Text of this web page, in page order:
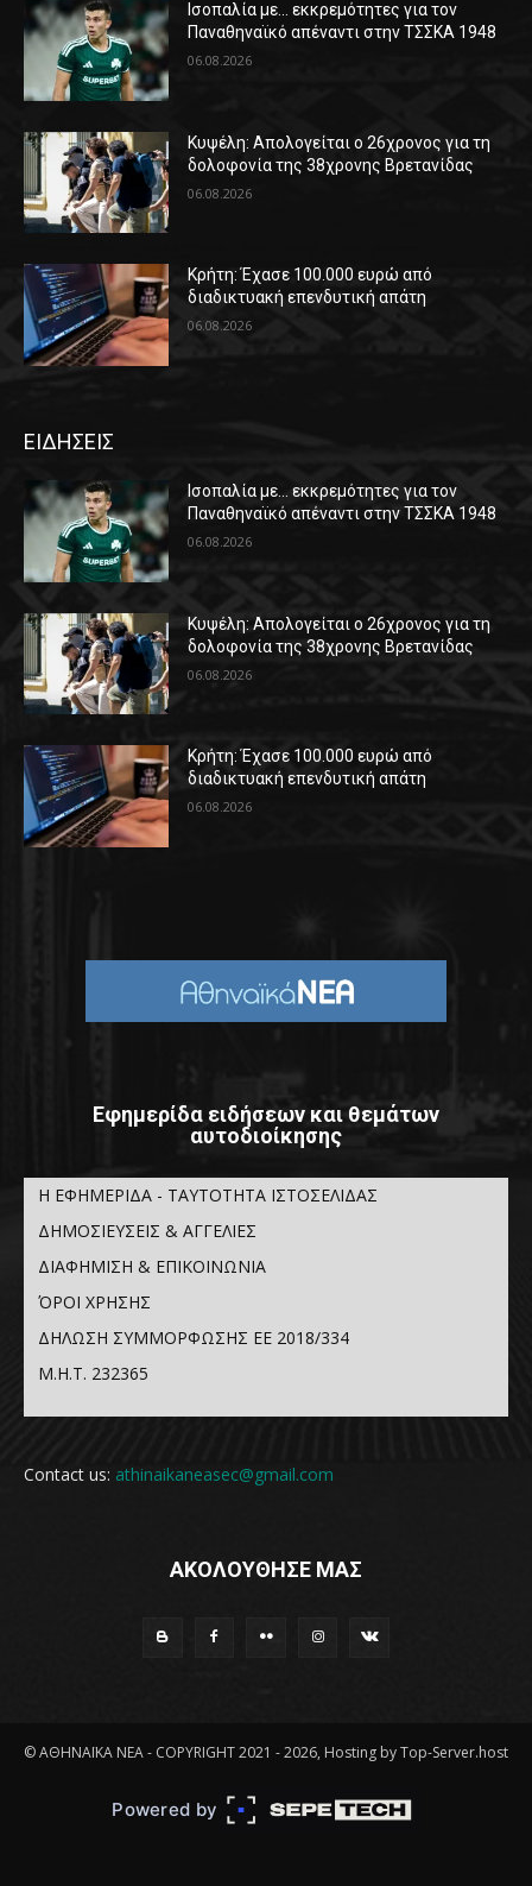
Ισοπαλία με… εκκρεμότητες για τον
Παναθηναϊκό απέναντι στην ΤΣΣΚΑ 1948
06.08.2026
Κυψέλη: Απολογείται ο 26χρονος για τη
δολοφονία της 38χρονης Βρετανίδας
06.08.2026
Κρήτη: Έχασε 100.000 ευρώ από
διαδικτυακή επενδυτική απάτη
06.08.2026
ΕΙΔΗΣΕΙΣ
Ισοπαλία με… εκκρεμότητες για τον
Παναθηναϊκό απέναντι στην ΤΣΣΚΑ 1948
06.08.2026
Κυψέλη: Απολογείται ο 26χρονος για τη
δολοφονία της 38χρονης Βρετανίδας
06.08.2026
Κρήτη: Έχασε 100.000 ευρώ από
διαδικτυακή επενδυτική απάτη
06.08.2026
Εφημερίδα ειδήσεων και θεμάτων
αυτοδιοίκησης
Η ΕΦΗΜΕΡΙΔΑ - ΤΑΥΤΟΤΗΤΑ ΙΣΤΟΣΕΛΙΔΑΣ
ΔΗΜΟΣΙΕΥΣΕΙΣ & ΑΓΓΕΛΙΕΣ
ΔΙΑΦΗΜΙΣΗ & ΕΠΙΚΟΙΝΩΝΙΑ
ΌΡΟΙ ΧΡΗΣΗΣ
ΔΗΛΩΣΗ ΣΥΜΜΟΡΦΩΣΗΣ ΕΕ 2018/334
Μ.Η.Τ. 232365
Contact us: athinaikaneasec@gmail.com
ΑΚΟΛΟΥΘΗΣΕ ΜΑΣ
© ΑΘΗΝΑΪΚΑ ΝΕΑ - COPYRIGHT 2021 - 2026, Hosting by Top-Server.host
Powered by